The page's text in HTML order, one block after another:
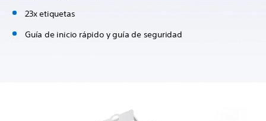
23x etiquetas
Guía de inicio rápido y guía de seguridad